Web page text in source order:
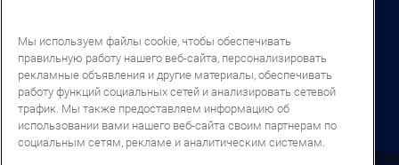
Мы используем файлы cookie, чтобы обеспечивать
правильную работу нашего веб-сайта, персонализировать
рекламные объявления и другие материалы, обеспечивать
работу функций социальных сетей и анализировать сетевой
трафик. Мы также предоставляем информацию об
использовании вами нашего веб-сайта своим партнерам по
социальным сетям, рекламе и аналитическим системам.